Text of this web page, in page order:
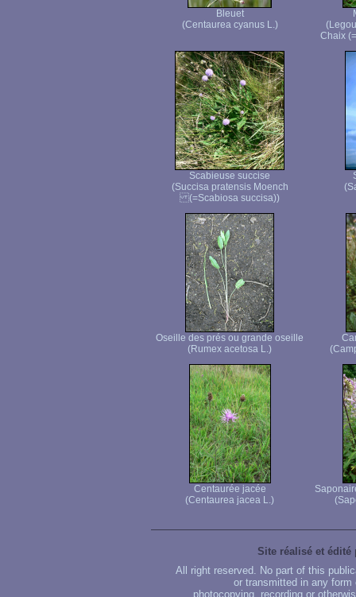
Bleuet
(Centaurea cyanus L.)
Chaix
Scabieuse succise
(Succisa pratensis Moench
(=Scabiosa succisa))
Oseille des prés ou grande oseille
(Rumex acetosa L.)
Centaurée jacée
(Centaurea jacea L.)
Site réalisé et édité
All right reserved. No part of this
or transmitted in any
photocopying, recording or